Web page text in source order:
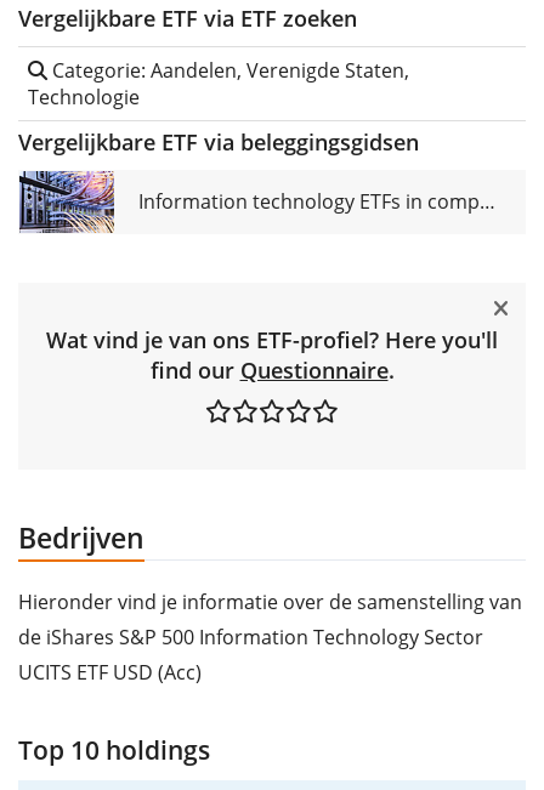
Vergelijkbare ETF via ETF zoeken
Categorie: Aandelen, Verenigde Staten,
Technologie
Vergelijkbare ETF via beleggingsgidsen
Information technology ETFs in comparison
Wat vind je van ons ETF-profiel? Here you'll
find our Questionnaire.
Bedrijven
Hieronder vind je informatie over de samenstelling van
de iShares S&P 500 Information Technology Sector
UCITS ETF USD (Acc)
Top 10 holdings